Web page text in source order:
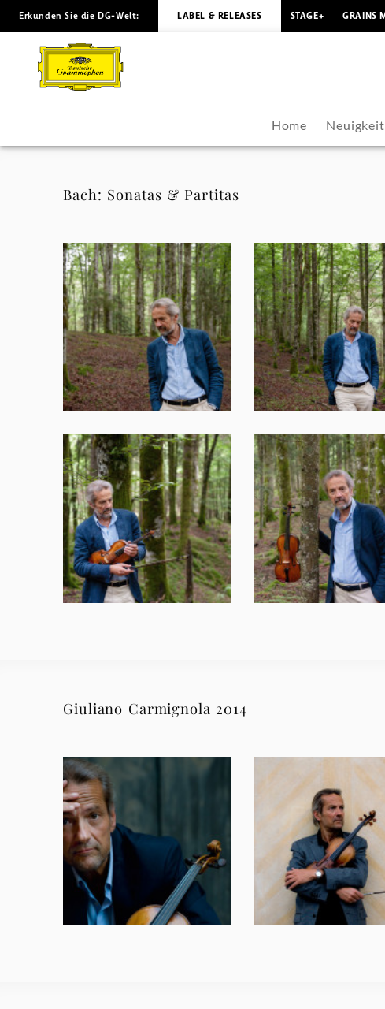
Giuliano
Carmignola
Fotos
Grammophon
Erkunden Sie die DG-Welt: LABEL & RELEASES STAGE+ GRAINS
Home
Bach: Sonatas & Partitas
Giuliano Carmignola 2014